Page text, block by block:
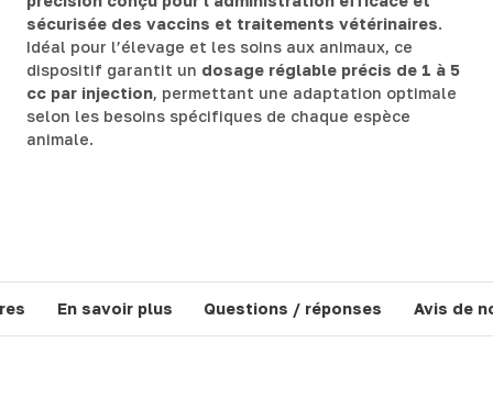
sécurisée des vaccins et traitements vétérinaires.
Idéal pour l’élevage et les soins aux animaux, ce
dispositif garantit un dosage réglable précis de 1 à 5
cc par injection, permettant une adaptation optimale
selon les besoins spécifiques de chaque espèce
animale.
En savoir plus Questions / réponses Avis de